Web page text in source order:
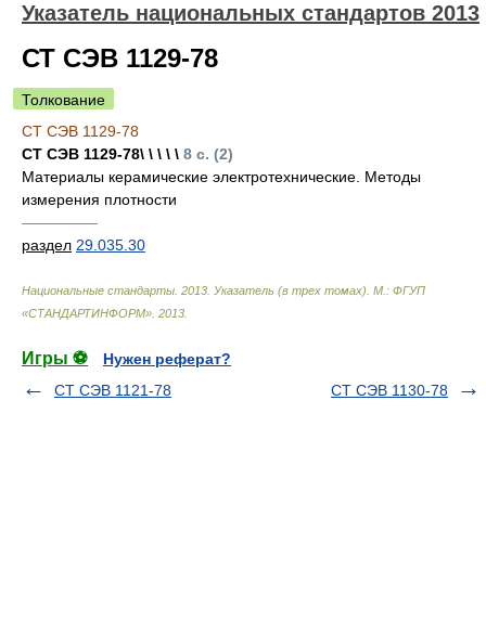
Указатель национальных стандартов 2013
СТ СЭВ 1129-78
Толкование
СТ СЭВ 1129-78
СТ СЭВ 1129-78\ \ \ \ \ 8 с. (2)
Материалы керамические электротехнические. Методы
измерения плотности
—————
раздел 29.035.30
Национальные стандарты. 2013. Указатель (в трех томах). М.: ФГУП
«СТАНДАРТИНФОРМ» 2013
Игры ⚽
Нужен реферат?
СТ СЭВ 1121-78
СТ СЭВ 1130-78